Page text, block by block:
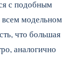
с подобным
всем модельном
что большая
аналогично